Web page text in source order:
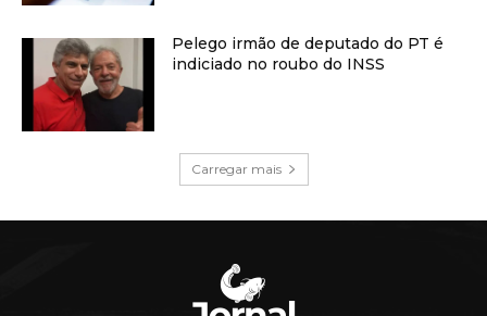
Pelego irmão de deputado do PT é
indiciado no roubo do INSS
Carregar mais